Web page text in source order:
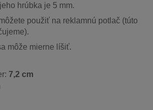
hrúbka je 5 mm.
použiť na reklamnú potlač (túto
môže mierne líšiť.
7,2 cm